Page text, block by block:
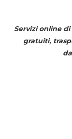
Servizi online
gratuiti,